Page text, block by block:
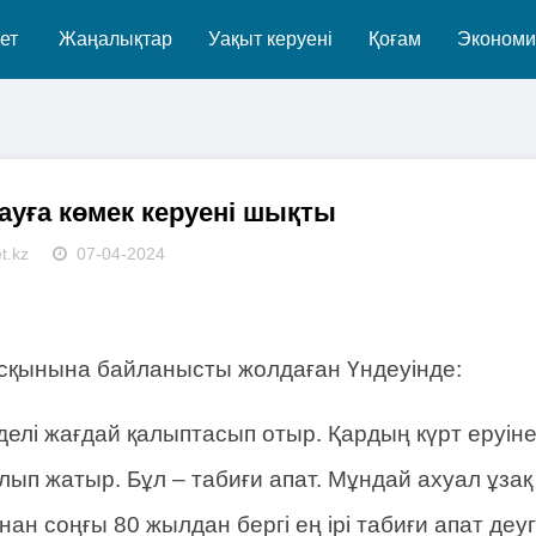
Жаңалықтар Уақыт керуені Қоғам
көмек керуені шықты
07-04-2024
байланысты жолдаған Үндеуінде:
жағдай қалыптасып отыр. Қардың күрт еруіне
жатыр. Бұл – табиғи апат. Мұндай ахуал ұзақ
соңғы 80 жылдан бергі ең ірі табиғи апат